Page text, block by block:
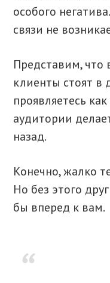
особого
связи не
Представим, что
клиенты стоят в
проявляетесь
аудитории
назад.
Конечно, жалко
Но без этого
бы вперед к вам.